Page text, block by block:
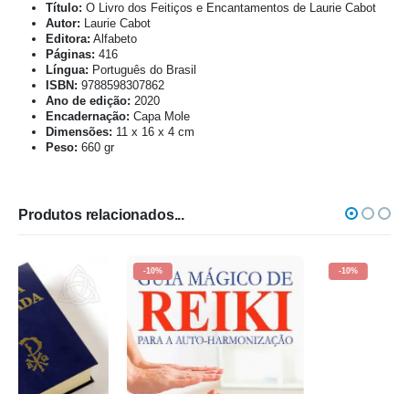
Título: O Livro dos Feitiços e Encantamentos de Laurie Cabot
Autor: Laurie Cabot
Editora: Alfabeto
Páginas: 416
Língua: Português do Brasil
ISBN: 9788598307862
Ano de edição: 2020
Encadernação: Capa Mole
Dimensões: 11 x 16 x 4 cm
Peso: 660 gr
Produtos relacionados...
-10% -10%